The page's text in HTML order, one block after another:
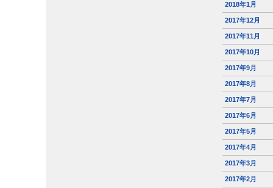
2018年1月
2017年12月
2017年11月
2017年10月
2017年9月
2017年8月
2017年7月
2017年6月
2017年5月
2017年4月
2017年3月
2017年2月